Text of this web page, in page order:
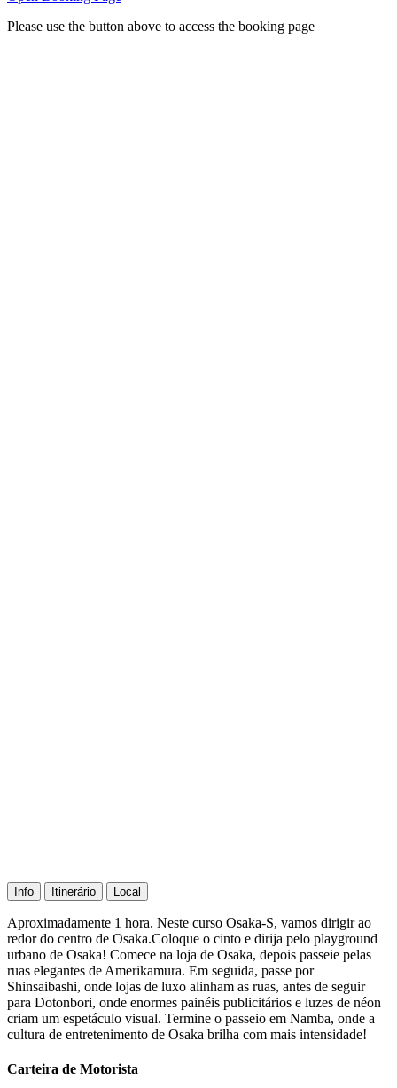
Please use the button above to access the booking page
Info Itinerário Local
Aproximadamente 1 hora. Neste curso Osaka-S, vamos dirigir ao
redor do centro de Osaka.Coloque o cinto e dirija pelo playground
urbano de Osaka! Comece na loja de Osaka, depois passeie pelas
ruas elegantes de Amerikamura. Em seguida, passe por
Shinsaibashi, onde lojas de luxo alinham as ruas, antes de seguir
para Dotonbori, onde enormes painéis publicitários e luzes de néon
criam um espetáculo visual. Termine o passeio em Namba, onde a
cultura de entretenimento de Osaka brilha com mais intensidade!
Carteira de Motorista